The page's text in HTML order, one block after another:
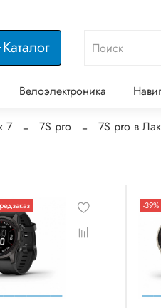
Каталог
Велоэлектроника
7 7S pro 7S pro в
-39%